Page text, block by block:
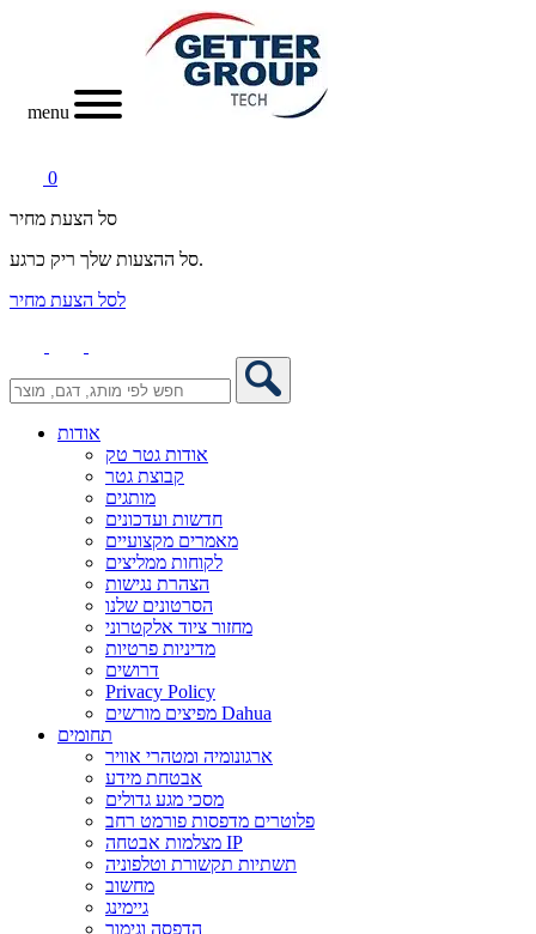
menu
0
סל הצעת מחיר
סל ההצעות שלך ריק כרגע.
לסל הצעת מחיר
אודות
אודות גטר טק
קבוצת גטר
מותגים
חדשות ועדכונים
מאמרים מקצועיים
לקוחות ממליצים
הצהרת נגישות
הסרטונים שלנו
מחזור ציוד אלקטרוני
מדיניות פרטיות
דרושים
Privacy Policy
מפיצים מורשים Dahua
תחומים
ארגונומיה ומטהרי אוויר
אבטחת מידע
מסכי מגע גדולים
פלוטרים מדפסות פורמט רחב
מצלמות אבטחה IP
תשתיות תקשורת וטלפוניה
מחשוב
גיימינג
הדפסה וגימור